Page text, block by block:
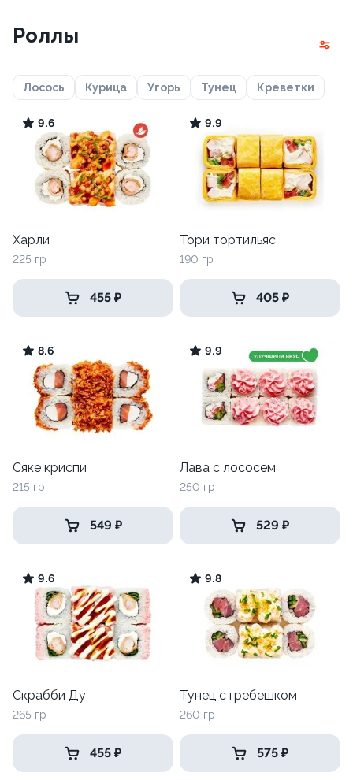
Роллы
Лосось Курица Угорь Тунец Креветки
9.6
Харли
225 гр
455 ₽
9.9
Тори тортильяс
190 гр
405 ₽
8.6
Сяке криспи
215 гр
549 ₽
9.9
Лава с лососем
250 гр
529 ₽
9.6
Скрабби Ду
265 гр
455 ₽
9.8
Тунец с гребешком
260 гр
575 ₽